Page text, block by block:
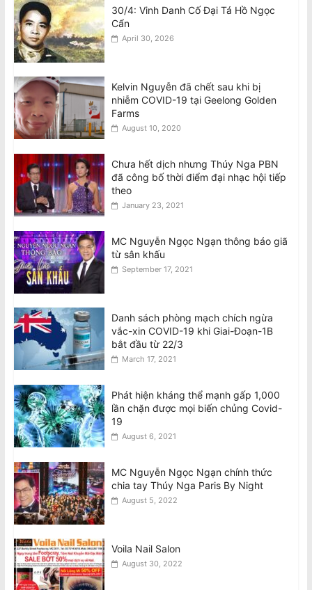
30/4: Vinh Danh Cố Đại Tá Hồ Ngọc
Cẩn
April 30, 2026
Kelvin Nguyễn đã chết sau khi bị
nhiễm COVID-19 tại Geelong Golden
Farms
August 10, 2020
Chưa hết dịch nhưng Thúy Nga PBN
đã công bố thời điểm đại nhạc hội tiếp
theo
January 23, 2021
MC Nguyễn Ngọc Ngạn thông báo giã
từ sân khấu
September 17, 2021
Danh sách phòng mạch chích ngừa
vắc-xin COVID-19 khi Giai-Đoạn-1B
bắt đầu từ 22/3
March 17, 2021
Phát hiện kháng thể mạnh gấp 1,000
lần chặn được mọi biến chủng Covid-
19
August 6, 2021
MC Nguyễn Ngọc Ngạn chính thức
chia tay Thúy Nga Paris By Night
August 5, 2022
Voila Nail Salon
August 30, 2022